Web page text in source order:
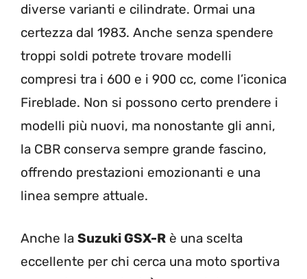
diverse varianti e cilindrate. Ormai una
certezza dal 1983. Anche senza spendere
troppi soldi potrete trovare modelli
compresi tra i 600 e i 900 cc, come l’iconica
Fireblade. Non si possono certo prendere i
modelli più nuovi, ma nonostante gli anni,
la CBR conserva sempre grande fascino,
offrendo prestazioni emozionanti e una
linea sempre attuale.
Anche la Suzuki GSX-R è una scelta
eccellente per chi cerca una moto sportiva